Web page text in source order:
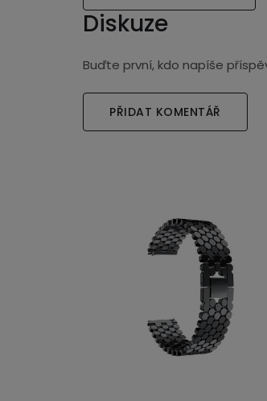
Diskuze
Buďte první, kdo napíše
PŘIDAT KOMENTÁŘ